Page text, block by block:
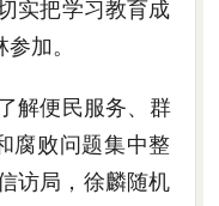
实把学习教育成
加。
解便民服务、群
腐败问题集中整
访局，徐麟随机